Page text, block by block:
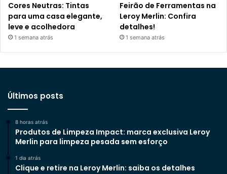
Cores Neutras: Tintas
para uma casa elegante,
leve e acolhedora
1 semana atrás
Feirão de Ferramentas na
Leroy Merlin: Confira
detalhes!
1 semana atrás
Últimos posts
8 horas atrás
Produtos de Limpeza Impact: marca exclusiva Leroy
Merlin para limpeza pesada sem esforço
1 dia atrás
Clique e retire na Leroy Merlin: saiba os detalhes